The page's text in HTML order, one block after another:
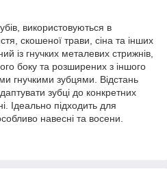
використовуються в
скошеної трави, сіна та інших
із гнучких металевих стрижнів,
боку та розширених з іншого
гнучкими зубцями. Відстань
зубці до конкретних
Ідеально підходить для
навесні та восени.